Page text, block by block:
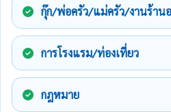
กุ๊ก/พ่อครัว/แม่ครัว/งานร้าน
การโรงแรม/ท่องเที่ยว
กฎหมาย